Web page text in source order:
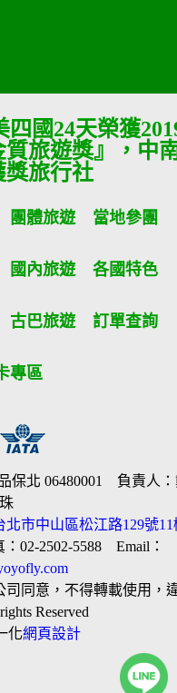
站等與旅館間之一切接
、車站等與旅館間之一
，行李數量之重量依航
宿稅捐。
險。
用，其費用於契約簽訂
或調低逾百分之十者，
如契約相關文件均未記載
用。
醫療費、宜自行給與提
關費用。
導遊、司機之小費。
險之費用。
乙方應於出發前，說明
。
組成。如未達前定人
少七日，如未記載時，
知致甲方受損害者，乙方
組團人數；其保證出團
下列方式之一，返還或移
國24天榮獲
旅遊獎』，中
獎旅行社
團體旅遊 當地參團
國內旅遊 各國特色
古巴旅遊 訂單查詢
專區
北 06480001 負責人：
珠
北市中山區松江路129號11
：02-2502-5588 Email：
同意，不得轉載使用，
Reserved
化網頁設計